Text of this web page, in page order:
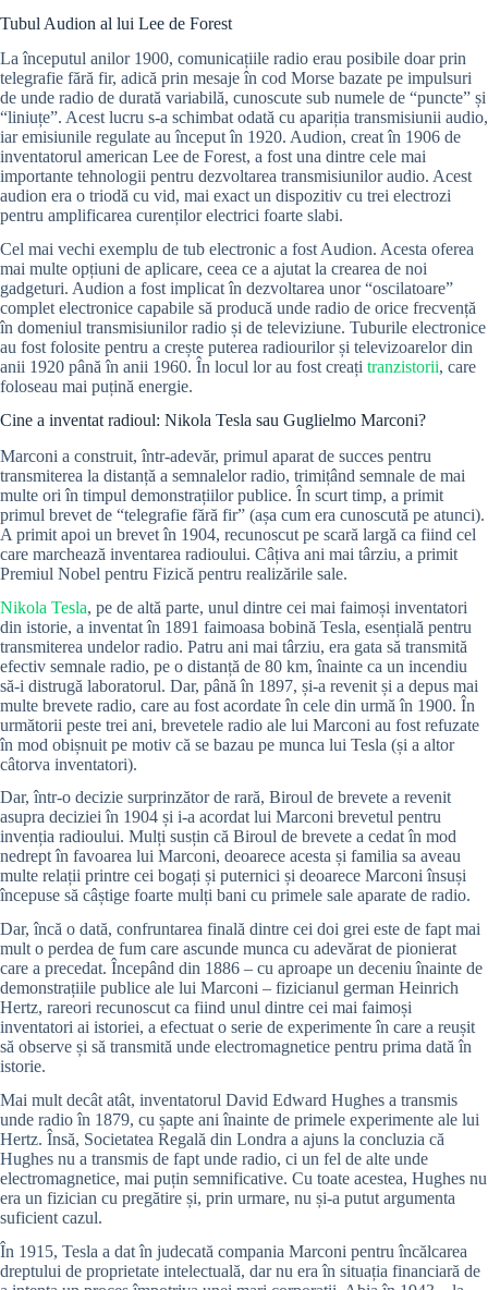
Tubul Audion al lui Lee de Forest
La începutul anilor 1900, comunicațiile radio erau posibile doar prin
telegrafie fără fir, adică prin mesaje în cod Morse bazate pe impulsuri
de unde radio de durată variabilă, cunoscute sub numele de “puncte” și
“liniuțe”. Acest lucru s-a schimbat odată cu apariția transmisiunii audio,
iar emisiunile regulate au început în 1920. Audion, creat în 1906 de
inventatorul american Lee de Forest, a fost una dintre cele mai
importante tehnologii pentru dezvoltarea transmisiunilor audio. Acest
audion era o triodă cu vid, mai exact un dispozitiv cu trei electrozi
pentru amplificarea curenților electrici foarte slabi.
Cel mai vechi exemplu de tub electronic a fost Audion. Acesta oferea
mai multe opțiuni de aplicare, ceea ce a ajutat la crearea de noi
gadgeturi. Audion a fost implicat în dezvoltarea unor “oscilatoare”
complet electronice capabile să producă unde radio de orice frecvență
în domeniul transmisiunilor radio și de televiziune. Tuburile electronice
au fost folosite pentru a crește puterea radiourilor și televizoarelor din
anii 1920 până în anii 1960. În locul lor au fost creați tranzistorii, care
foloseau mai puțină energie.
Cine a inventat radioul: Nikola Tesla sau Guglielmo Marconi?
Marconi a construit, într-adevăr, primul aparat de succes pentru
transmiterea la distanță a semnalelor radio, trimițând semnale de mai
multe ori în timpul demonstrațiilor publice. În scurt timp, a primit
primul brevet de “telegrafie fără fir” (așa cum era cunoscută pe atunci).
A primit apoi un brevet în 1904, recunoscut pe scară largă ca fiind cel
care marchează inventarea radioului. Câțiva ani mai târziu, a primit
Premiul Nobel pentru Fizică pentru realizările sale.
Nikola Tesla, pe de altă parte, unul dintre cei mai faimoși inventatori
din istorie, a inventat în 1891 faimoasa bobină Tesla, esențială pentru
transmiterea undelor radio. Patru ani mai târziu, era gata să transmită
efectiv semnale radio, pe o distanță de 80 km, înainte ca un incendiu
să-i distrugă laboratorul. Dar, până în 1897, și-a revenit și a depus mai
multe brevete radio, care au fost acordate în cele din urmă în 1900. În
următorii peste trei ani, brevetele radio ale lui Marconi au fost refuzate
în mod obișnuit pe motiv că se bazau pe munca lui Tesla (și a altor
câtorva inventatori).
Dar, într-o decizie surprinzător de rară, Biroul de brevete a revenit
asupra deciziei în 1904 și i-a acordat lui Marconi brevetul pentru
invenția radioului. Mulți susțin că Biroul de brevete a cedat în mod
nedrept în favoarea lui Marconi, deoarece acesta și familia sa aveau
multe relații printre cei bogați și puternici și deoarece Marconi însuși
începuse să câștige foarte mulți bani cu primele sale aparate de radio.
Dar, încă o dată, confruntarea finală dintre cei doi grei este de fapt mai
mult o perdea de fum care ascunde munca cu adevărat de pionierat
care a precedat. Începând din 1886 – cu aproape un deceniu înainte de
demonstrațiile publice ale lui Marconi – fizicianul german Heinrich
Hertz, rareori recunoscut ca fiind unul dintre cei mai faimoși
inventatori ai istoriei, a efectuat o serie de experimente în care a reușit
să observe și să transmită unde electromagnetice pentru prima dată în
istorie.
Mai mult decât atât, inventatorul David Edward Hughes a transmis
unde radio în 1879, cu șapte ani înainte de primele experimente ale lui
Hertz. Însă, Societatea Regală din Londra a ajuns la concluzia că
Hughes nu a transmis de fapt unde radio, ci un fel de alte unde
electromagnetice, mai puțin semnificative. Cu toate acestea, Hughes nu
era un fizician cu pregătire și, prin urmare, nu și-a putut argumenta
suficient cazul.
În 1915, Tesla a dat în judecată compania Marconi pentru încălcarea
dreptului de proprietate intelectuală, dar nu era în situația financiară de